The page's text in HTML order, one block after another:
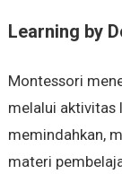
Learning by
Montessori
melalui aktivitas
memindahkan,
materi